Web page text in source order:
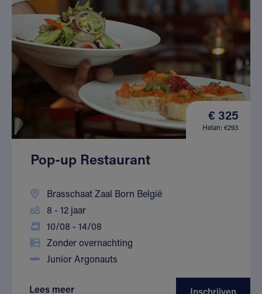
€ 325
Helan: €293
Pop-up Restaurant
Brasschaat Zaal Born België
8 - 12 jaar
10/08 - 14/08
Zonder overnachting
Junior Argonauts
Lees meer Inschrijven